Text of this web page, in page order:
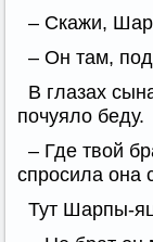
– Скажи,
– Он там, под
В глазах
почуяло беду.
– Где твой
спросила она
Тут Шарпы-